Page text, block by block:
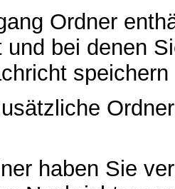
Ordner
und bei denen
haben Sie